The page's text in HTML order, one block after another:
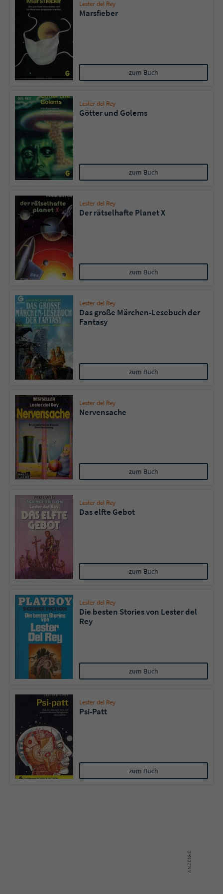
Lester del Rey
Marsfieber
zum Buch
Lester del Rey
Götter und Golems
zum Buch
Lester del Rey
Der rätselhafte Planet X
zum Buch
Lester del Rey
Das große Märchen-Lesebuch der
Fantasy
zum Buch
Lester del Rey
Nervensache
zum Buch
Lester del Rey
Das elfte Gebot
zum Buch
Lester del Rey
Die besten Stories von Lester del
Rey
zum Buch
Lester del Rey
Psi-Patt
zum Buch
Sicherheitscode des Kontaktformulars zu
überprüfen.